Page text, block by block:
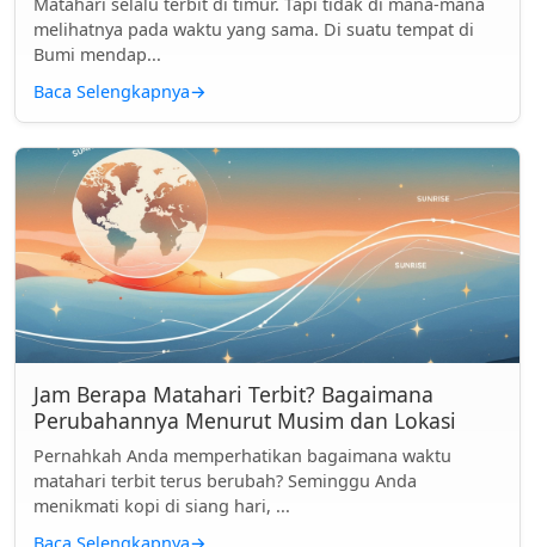
melihatnya pada waktu yang sama. Di suatu tempat di
Bumi mendap...
Baca Selengkapnya→
Jam Berapa Matahari Terbit? Bagaimana
Perubahannya Menurut Musim dan Lokasi
Pernahkah Anda memperhatikan bagaimana waktu
matahari terbit terus berubah? Seminggu Anda
menikmati kopi di siang hari, ...